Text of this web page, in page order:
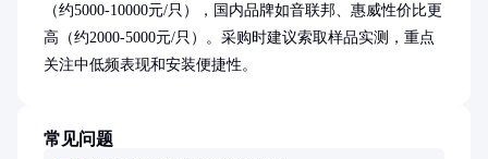
（约5000-10000元/只），国内品牌如音联邦、惠威性价比更
高（约2000-5000元/只）。采购时建议索取样品实测，重点
关注中低频表现和安装便捷性。
常见问题